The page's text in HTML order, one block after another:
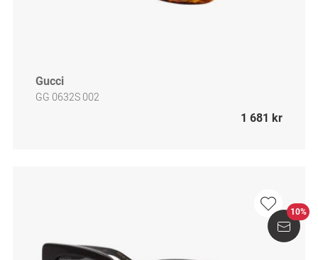
Gucci
GG 0632S 002
1 681 kr
10%